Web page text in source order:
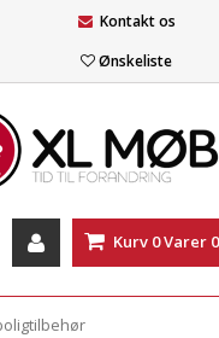
Kontakt os
Ønskeliste
Kurv 0Varer